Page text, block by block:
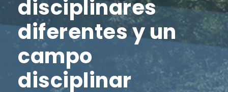
disciplinares
diferentes y un
campo
disciplinar